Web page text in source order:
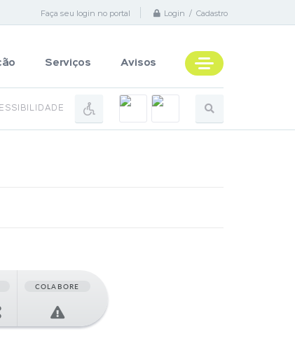
Faça seu login no portal Login / Cadastro
Serviços Avisos
COLABORE